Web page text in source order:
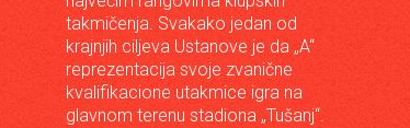
takmičenja. Svakako jedan od
krajnjih ciljeva Ustanove je da „A“
reprezentacija svoje zvanične
kvalifikacione utakmice igra na
glavnom terenu stadiona „Tušanj“.